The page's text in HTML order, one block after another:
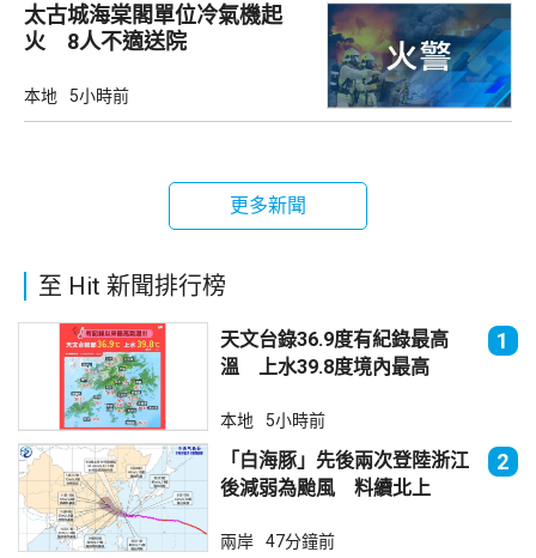
太古城海棠閣單位冷氣機起
火 8人不適送院
本地 5小時前
更多新聞
至 Hit 新聞排行榜
天文台錄36.9度有紀錄最高
溫 上水39.8度境內最高
1
本地 5小時前
「白海豚」先後兩次登陸浙江
後減弱為颱風 料續北上
2
兩岸 47分鐘前